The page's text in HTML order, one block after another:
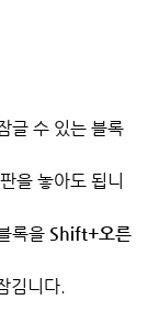
글 수 있는 블록
을 놓아도 됩니
록을 Shift+오른
김니다.